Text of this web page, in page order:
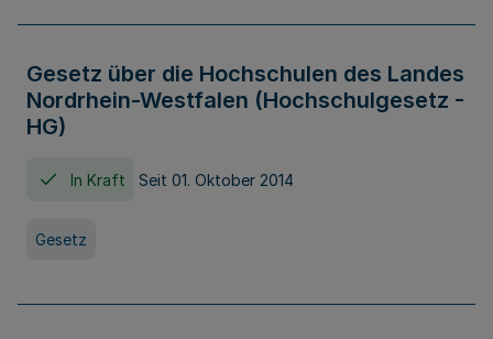
Gesetz über die Hochschulen des Landes
Nordrhein-Westfalen (Hochschulgesetz -
HG)
In Kraft Seit 01. Oktober 2014
Gesetz